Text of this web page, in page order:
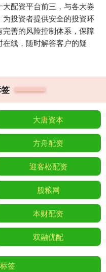
配资平台前三，与各大券
投资者提供安全的投资环
善的风险控制体系，保障
线，随时解答客户的疑
大唐资本
方舟配资
迎客松配资
股粮网
本财配资
双融优配
签